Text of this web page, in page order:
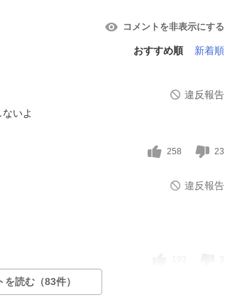
コメントを非表示にする
おすすめ順 新着順
違反報告
いよ
258 23
違反報告
読む（83件）